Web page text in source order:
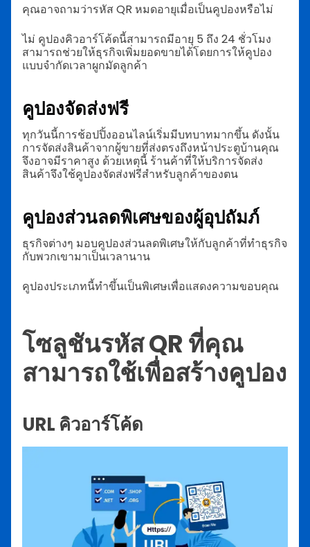
คุณอาจถามว่ารหัส QR หมดอายุเมื่อเป็นคูปองหรือไม่
ไม่ คูปองคิวอาร์โค้ดนี้สามารถมีอายุ 5 ถึง 24 ชั่วโมง
สามารถช่วยให้ธุรกิจเพิ่มยอดขายได้โดยการให้คูปอง
แบบจำกัดเวลาผูกมัดลูกค้า
คูปองจัดส่งฟรี
ทุกวันนี้การช้อปปิ้งออนไลน์เริ่มมีบทบาทมากขึ้น ดังนั้น
การจัดส่งสินค้าจากผู้ขายที่ส่งตรงถึงหน้าประตูบ้านคุณ
จึงอาจมีราคาสูง ด้วยเหตุนี้ ร้านค้าที่ให้บริการจัดส่ง
สินค้าจึงใช้คูปองจัดส่งฟรีสำหรับลูกค้าของตน
คูปองส่วนลดพิเศษของผู้อุปถัมภ์
ธุรกิจต่างๆ มอบคูปองส่วนลดพิเศษให้กับลูกค้าที่ทำธุรกิจ
กับพวกเขามาเป็นเวลานาน
คูปองประเภทนี้ทำขึ้นเป็นพิเศษเพื่อแสดงความขอบคุณ
โซลูชันรหัส QR ที่คุณ
สามารถใช้เพื่อสร้างคูปอง
URL คิวอาร์โค้ด